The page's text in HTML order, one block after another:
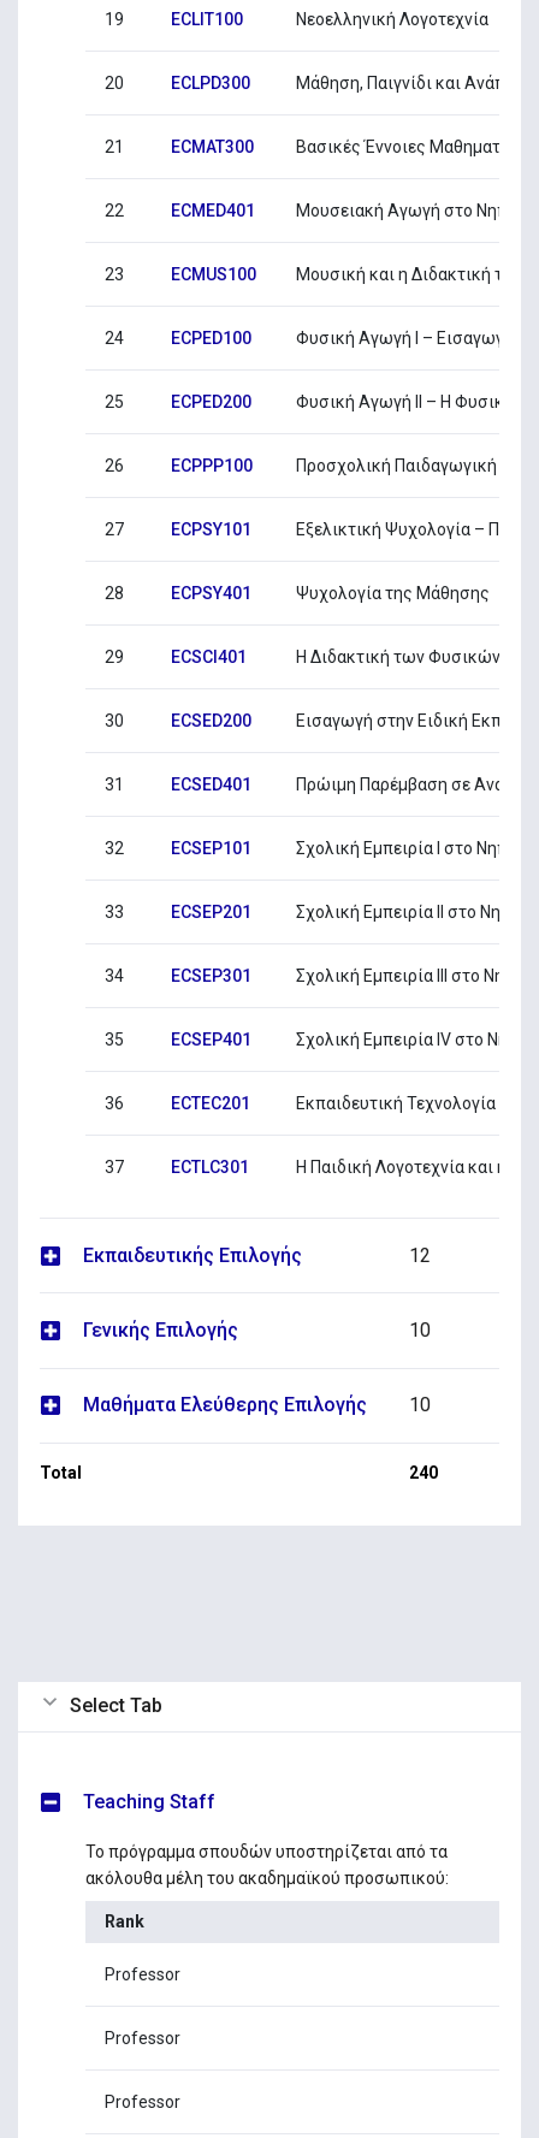
19 ECLIT100 Νεοελληνική Λογοτεχνία
20 ECLPD300 Μάθηση, Παιγνίδι και
21 ECMAT300 Βασικές Έννοιες
22 ECMED401 Μουσειακή Αγωγή στο
23 ECMUS100 Μουσική και η ∆ιδακτική της
24 ECPED100 Φυσική Αγωγή Ι – Εισαγωγή
25 ECPED200 Φυσική Αγωγή ΙΙ – Η Φυσική
26 ECPPP100 Προσχολική Παιδαγωγική
27 ECPSY101 Εξελικτική Ψυχολογία –
28 ECPSY401 Ψυχολογία της Μάθησης
29 ECSCI401 Η ∆ιδακτική των Φυσικών
30 ECSED200 Εισαγωγή στην Ειδική
31 ECSED401 Πρώιµη Παρέµβαση σε
32 ECSEP101 Σχολική Εµπειρία I στο
33 ECSEP201 Σχολική Εµπειρία II στο
34 ECSEP301 Σχολική Εµπειρία III στο
35 ECSEP401 Σχολική Εµπειρία IV στο
36 ECTEC201 Εκπαιδευτική Τεχνολογία
37 ECTLC301 Η Παιδική Λογοτεχνία και η
Εκπαιδευτικής Επιλογής 12
Γενικής Επιλογής 10
Μαθήματα Ελεύθερης Επιλογής 10
Total 240
Select Tab
Teaching Staff
Το πρόγραμμα σπουδών υποστηρίζεται από τα
ακόλουθα μέλη του ακαδημαϊκού προσωπικού:
Rank
Professor
Professor
Professor